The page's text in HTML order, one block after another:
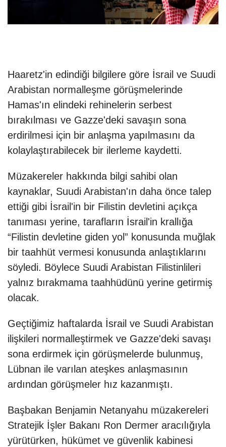
Haaretz'in edindiği bilgilere göre İsrail ve Suudi
Arabistan normalleşme görüşmelerinde
Hamas'ın elindeki rehinelerin serbest
bırakılması ve Gazze'deki savaşın sona
erdirilmesi için bir anlaşma yapılmasını da
kolaylaştırabilecek bir ilerleme kaydetti.
Müzakereler hakkında bilgi sahibi olan
kaynaklar, Suudi Arabistan'ın daha önce talep
ettiği gibi İsrail'in bir Filistin devletini açıkça
tanıması yerine, tarafların İsrail'in krallığa
“Filistin devletine giden yol” konusunda muğlak
bir taahhüt vermesi konusunda anlaştıklarını
söyledi. Böylece Suudi Arabistan Filistinlileri
yalnız bırakmama taahhüdünü yerine getirmiş
olacak.
Geçtiğimiz haftalarda İsrail ve Suudi Arabistan
ilişkileri normalleştirmek ve Gazze'deki savaşı
sona erdirmek için görüşmelerde bulunmuş,
Lübnan ile varılan ateşkes anlaşmasının
ardından görüşmeler hız kazanmıştı.
Başbakan Benjamin Netanyahu müzakereleri
Stratejik İşler Bakanı Ron Dermer aracılığıyla
yürütürken, hükümet ve güvenlik kabinesi